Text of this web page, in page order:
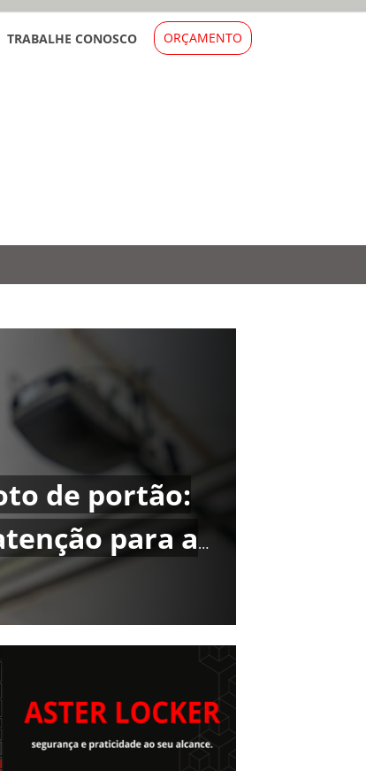
TRABALHE CONOSCO ORÇAMENTO
de portão:
para a
residência